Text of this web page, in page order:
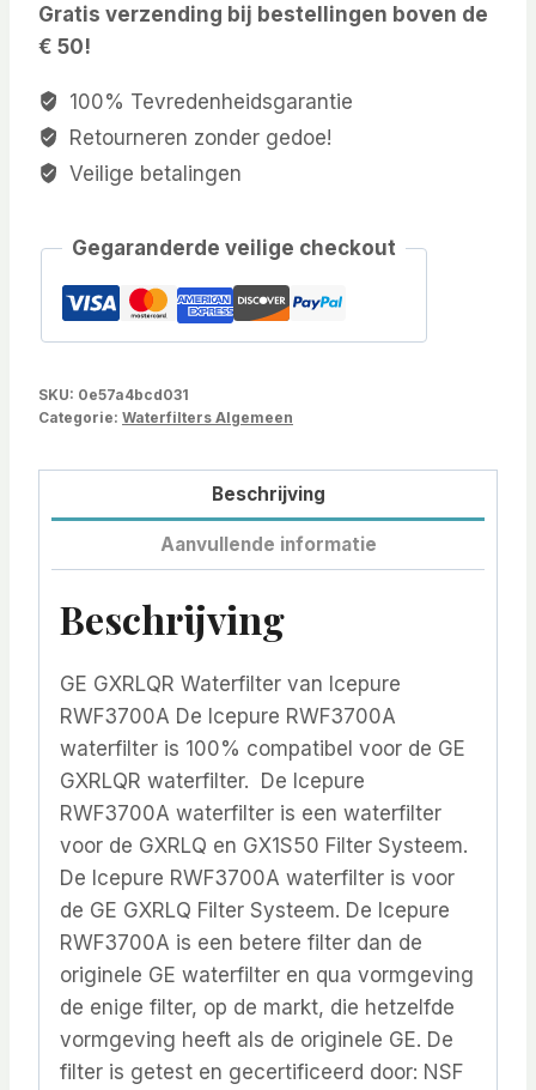
Gratis verzending bij bestellingen boven de
€ 50!
100% Tevredenheidsgarantie
Retourneren zonder gedoe!
Veilige betalingen
Gegaranderde veilige checkout
SKU: 0e57a4bcd031
Categorie: Waterfilters Algemeen
Beschrijving
Aanvullende informatie
Beschrijving
GE GXRLQR Waterfilter van Icepure
RWF3700A De Icepure RWF3700A
waterfilter is 100% compatibel voor de GE
GXRLQR waterfilter. De Icepure
RWF3700A waterfilter is een waterfilter
voor de GXRLQ en GX1S50 Filter Systeem.
De Icepure RWF3700A waterfilter is voor
de GE GXRLQ Filter Systeem. De Icepure
RWF3700A is een betere filter dan de
originele GE waterfilter en qua vormgeving
de enige filter, op de markt, die hetzelfde
vormgeving heeft als de originele GE. De
filter is getest en gecertificeerd door: NSF